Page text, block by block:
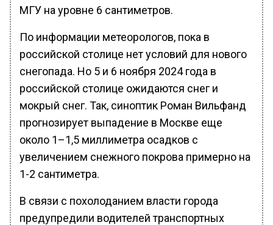
МГУ на уровне 6 сантиметров.
По информации метеорологов, пока в
российской столице нет условий для нового
снегопада. Но 5 и 6 ноября 2024 года в
российской столице ожидаются снег и
мокрый снег. Так, синоптик Роман Вильфанд
прогнозирует выпадение в Москве еще
около 1–1,5 миллиметра осадков с
увеличением снежного покрова примерно на
1-2 сантиметра.
В связи с похолоданием власти города
предупредили водителей транспортных